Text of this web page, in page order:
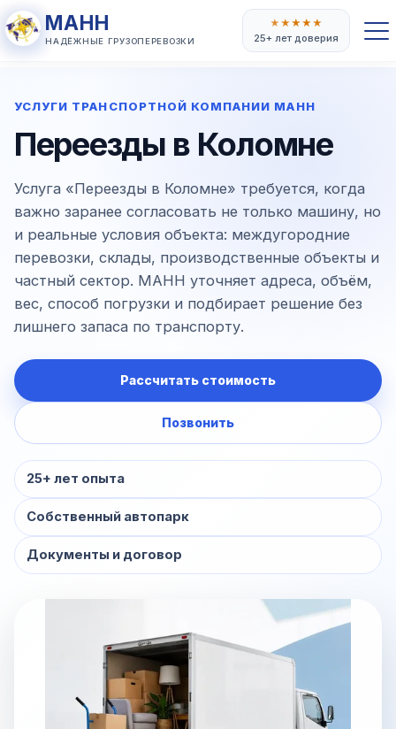
МАНН
НАДЁЖНЫЕ ГРУЗОПЕРЕВОЗКИ
★ ★★★★
25+ лет доверия
УСЛУГИ ТРАНСПОРТНОЙ КОМПАНИИ МАНН
Переезды в Коломне
Услуга «Переезды в Коломне» требуется, когда
важно заранее согласовать не только машину, но
и реальные условия объекта: междугородние
перевозки, склады, производственные объекты и
частный сектор. МАНН уточняет адреса, объём,
вес, способ погрузки и подбирает решение без
лишнего запаса по транспорту.
Рассчитать стоимость
Позвонить
25+ лет опыта
Собственный автопарк
Документы и договор